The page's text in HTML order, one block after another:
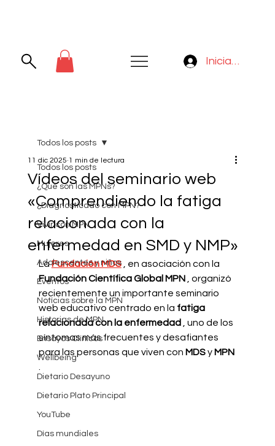
Iniciar sesión
Todos los posts
¿Qué son las MPNs?
¿Diagnosticado con MPN?
Vivir con MPN
Mujeres
Adolescentes y niños
Eventos
Notícias sobre la MPN
Historias de MPN
Ensayos Clínicos
Wellbeing
Dietario Desayuno
Dietario Plato Principal
YouTube
Días mundiales
Todos los posts
Vídeos del seminario web
«Comprendiendo la fatiga
relacionada con la
enfermedad en SMD y NMP»
11 dic 2025 1 min de lectura
LaFundación MDS , en asociación con la
Fundación Científica Global MPN , organizó
recientemente un importante seminario
web educativo centrado en la fatiga
relacionada con la enfermedad , uno de los
síntomas más frecuentes y desafiantes
para las personas que viven con MDS y MPN
.